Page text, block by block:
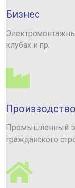
Бизнес
клубах и пр.
Производство
Промышленный
гражданского